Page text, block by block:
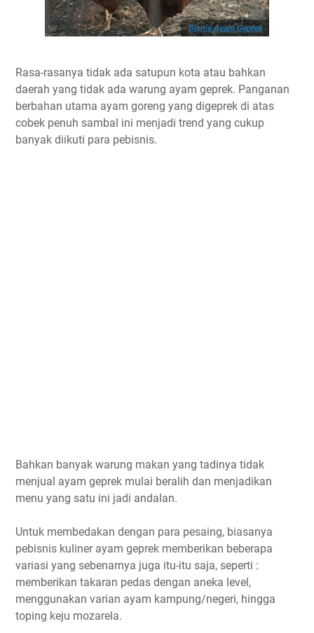
Bisnis Ayam Geprek
Rasa-rasanya tidak ada satupun kota atau bahkan
daerah yang tidak ada warung ayam geprek. Panganan
berbahan utama ayam goreng yang digeprek di atas
cobek penuh sambal ini menjadi trend yang cukup
banyak diikuti para pebisnis.
Bahkan banyak warung makan yang tadinya tidak
menjual ayam geprek mulai beralih dan menjadikan
menu yang satu ini jadi andalan.
Untuk membedakan dengan para pesaing, biasanya
pebisnis kuliner ayam geprek memberikan beberapa
variasi yang sebenarnya juga itu-itu saja, seperti :
memberikan takaran pedas dengan aneka level,
menggunakan varian ayam kampung/negeri, hingga
toping keju mozarela.